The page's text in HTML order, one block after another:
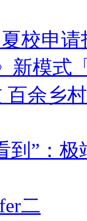
校申
新模
百余乡
到”：
二